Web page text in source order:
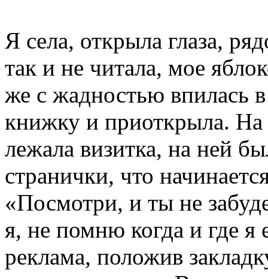
Я села, открыла глаза,
так и не читала, мое
же с жадностью впилась
книжку и приоткрыла. На
лежала визитка, на ней
странички, что
«Посмотри, и ты не
я, не помню когда и где я
реклама, положив